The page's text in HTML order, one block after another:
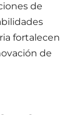
de
fortalecen
de